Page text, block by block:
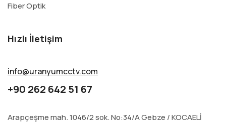
Fiber Optik
Hızlı İletişim
info@uranyumcctv.com
+90 262 642 51 67
Arapçeşme mah. 1046/2 sok. No:34/A Gebze / KOCAELİ